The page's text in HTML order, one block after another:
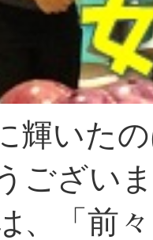
輝いた
ござい
、「前